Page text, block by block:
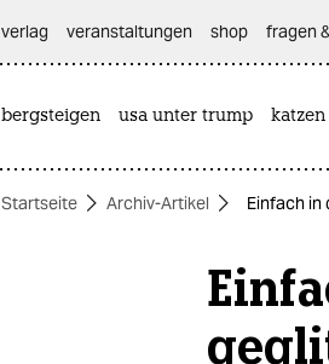
themen
verlag
veranstaltungen shop fragen
bergsteigen usa unter trump katzen
Startseite Archiv-Artikel Einfach